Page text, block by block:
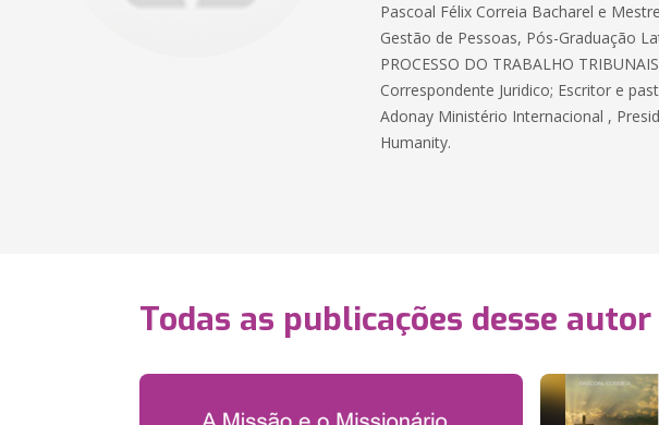
Pascoal Félix Correia Bacharel e
Gestão de Pessoas, Pós-Graduação
PROCESSO DO TRABALHO
Correspondente Juridico; Escritor e
Adonay Ministério Internacional ,
Humanity.
Todas as publicações desse autor